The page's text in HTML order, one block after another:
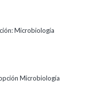
Microbiología
Microbiología